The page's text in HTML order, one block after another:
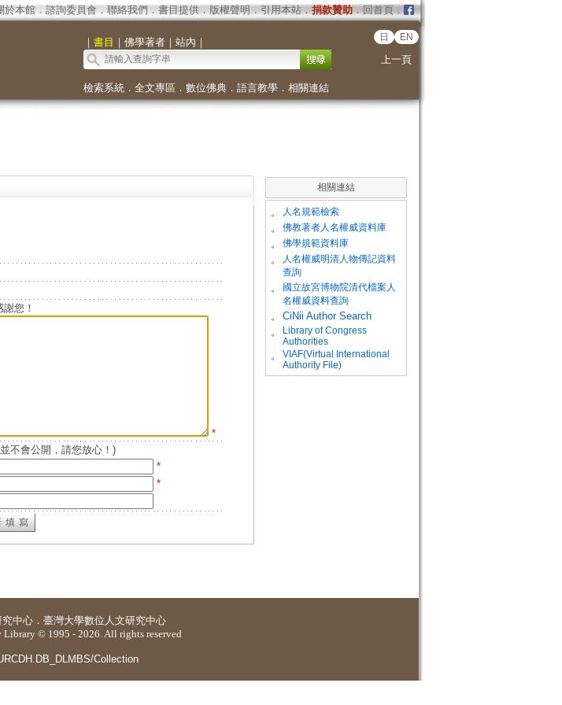
於本館． 諮詢委員會． 聯絡我們 ． 書目提供． 版權聲明 ． 引用本站． 捐款贊助．回首頁．
｜ 書目 ｜ 佛學著者｜ 站內 ｜ 日 EN
上一頁
檢索系統． 全文專區 ． 數位佛典． 語言教學． 相關連結
您！
*
不會公開，請您放心！)
*
*
相關連結
。 人名規範檢索
。 佛教著者人名權威資料庫
。 佛學規範資料庫
。
人名權威明清人物傳記資料
查詢
。
國立故宮博物院清代檔案人
名權威資料查詢
。
CiNii Author Search
。
Library of Congress
Authorities
。
VIAF(Virtual International
Authority File)
究中心 ． 臺灣大學數位人文研究中心
© 1995 - 2026. All rights reserved
Collection